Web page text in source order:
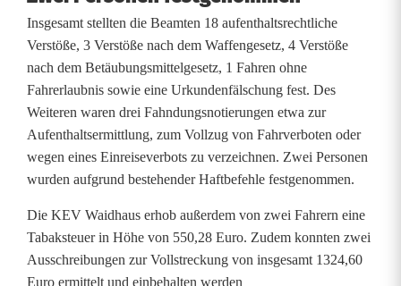
r
o
l
l
e
d
e
r
Insgesamt stellten die Beamten 18 aufenthaltsrechtliche
Verstöße, 3 Verstöße nach dem Waffengesetz, 4 Verstöße
nach dem Betäubungsmittelgesetz, 1 Fahren ohne
Fahrerlaubnis sowie eine Urkundenfälschung fest. Des
Weiteren waren drei Fahndungsnotierungen etwa zur
Aufenthaltsermittlung, zum Vollzug von Fahrverboten oder
wegen eines Einreiseverbots zu verzeichnen. Zwei Personen
wurden aufgrund bestehender Haftbefehle festgenommen.
Die KEV Waidhaus erhob außerdem von zwei Fahrern eine
Tabaksteuer in Höhe von 550,28 Euro. Zudem konnten zwei
Ausschreibungen zur Vollstreckung von insgesamt 1324,60
Euro ermittelt und einbehalten werden